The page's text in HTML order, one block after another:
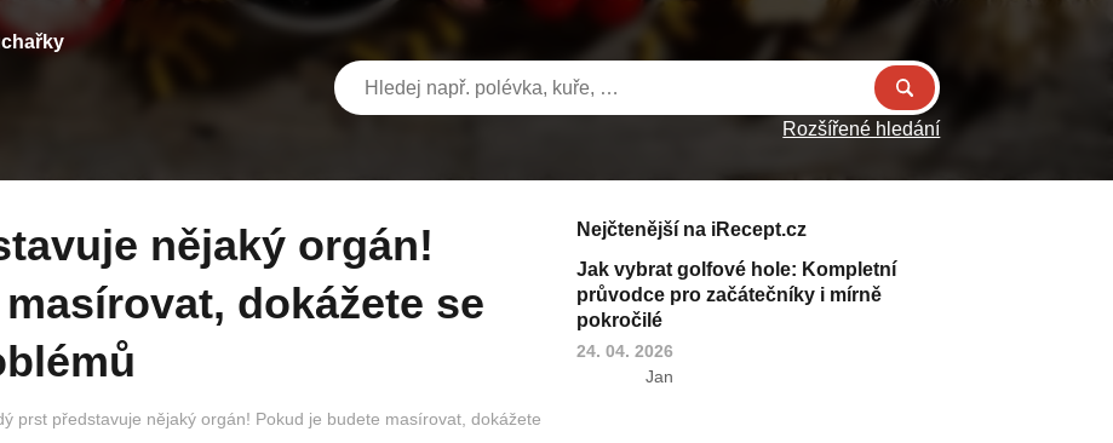
Rozšířené hledání
dokážete se
prst představuje nějaký orgán! Pokud je budete masírovat, dokážete
Nejčtenější na iRecept.cz
Jak vybrat golfové hole: Kompletní
průvodce pro začátečníky i mírně
pokročilé
24. 04. 2026
Jan